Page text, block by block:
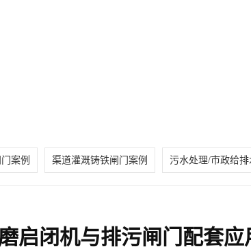
案例 渠道灌溉铸铁闸门案例 污水处理/市政给排
启闭机与排污闸门配套应